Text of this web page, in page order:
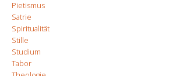
Pietismus
Satrie
Spiritualität
Stille
Studium
Tabor